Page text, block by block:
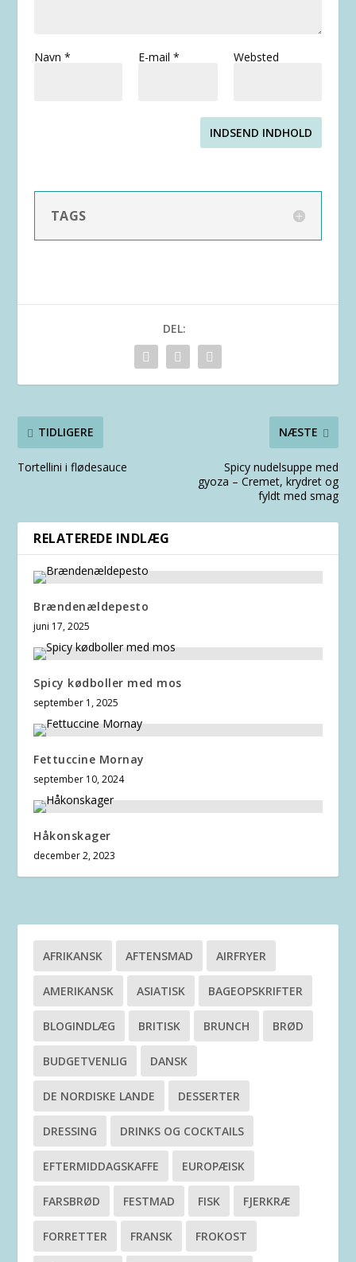
Navn * E-mail * Websted
INDSEND INDHOLD
TAGS
DEL:
TIDLIGERE
Tortellini i flødesauce
NÆSTE
Spicy nudelsuppe med
gyoza – Cremet, krydret og
fyldt med smag
RELATEREDE INDLÆG
Brændenældepesto
juni 17, 2025
Spicy kødboller med mos
september 1, 2025
Fettuccine Mornay
september 10, 2024
Håkonskager
december 2, 2023
AFRIKANSK AFTENSMAD AIRFRYER
AMERIKANSK ASIATISK BAGEOPSKRIFTER
BLOGINDLÆG BRITISK BRUNCH BRØD
BUDGETVENLIG DANSK
DE NORDISKE LANDE DESSERTER
DRESSING DRINKS OG COCKTAILS
EFTERMIDDAGSKAFFE EUROPÆISK
FARSBRØD FESTMAD FISK FJERKRÆ
FORRETTER FRANSK FROKOST